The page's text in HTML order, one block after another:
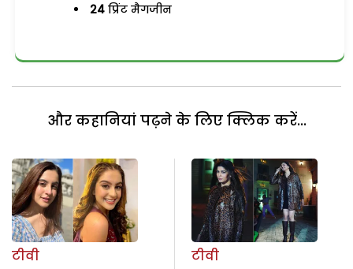
24 प्रिंट मैगजीन
और कहानियां पढ़ने के लिए क्लिक करें...
टीवी
टीवी